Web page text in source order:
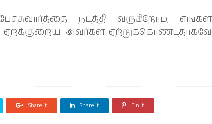
நடத்தி வருகிறோம்; எங்கள்
அவர்கள் ஏற்றுக்கொண்டதாகவே
Share it Share it Pin it